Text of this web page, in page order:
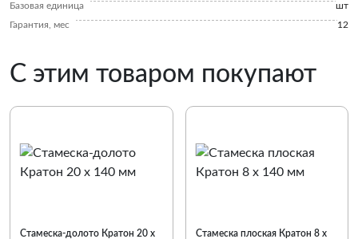
Базовая единица
шт
Гарантия, мес
12
С этим товаром покупают
Стамеска-долото Кратон 20 х
Стамеска плоская Кратон 8 х